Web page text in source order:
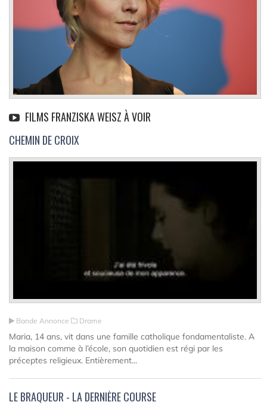
FILMS FRANZISKA WEISZ À VOIR
CHEMIN DE CROIX
Bande Annonce Drame
Maria, 14 ans, vit dans une famille catholique fondamentaliste. A
la maison comme à l’école, son quotidien est régi par les
préceptes religieux. Entièrement...
LE BRAQUEUR - LA DERNIÈRE COURSE